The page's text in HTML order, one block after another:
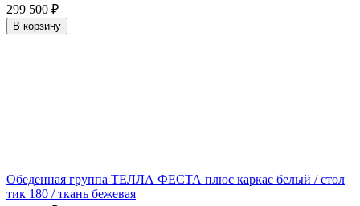
299 500 ₽
В корзину
Обеденная группа ТЕЛЛА ФЕСТА плюс каркас белый / стол
тик 180 / ткань бежевая